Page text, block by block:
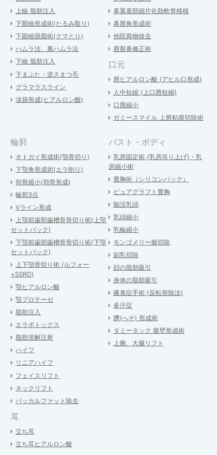
上瞼 脂肪注入
下眼瞼形成術(たるみ取り)
下眼瞼脱脂術(クマとり)
ハムラ法、裏ハムラ法
下瞼 脂肪注入
下まぶた・逆さまつ毛
グラマラスライン
涙袋形成(ヒアルロン酸)
鼻翼基部細片化肋軟骨移植
鼻唇角形成術
他院異物抜去
唇裂鼻修正術
口元
唇ヒアルロン酸 (アヒル口形成)
人中短縮 (上口唇短縮)
口唇縮小
ガミースマイル 上唇粘膜切除術
輪郭
オトガイ形成術(顎骨切り)
下顎角形成術(エラ削り)
頬骨縮小(頬骨形成)
輪郭3点
Vライン形成
上顎前歯部歯槽骨骨切り術(上顎
セットバック)
下顎前歯部歯槽骨骨切り術(下顎
セットバック)
上下顎骨切り術 (ルフォー
+SSRO)
顎ヒアルロン酸
顎プロテーゼ
脂肪注入
エラボトックス
脂肪溶解注射
ハイフ
リニアハイフ
フェイスリフト
ネックリフト
バッカルファット除去
耳
立ち耳
立ち耳ヒアルロン酸
バスト・ボディ
乳房固定術 (乳房吊り上げ)・乳
房縮小術
豊胸術（シリコンバック）
ピュアグラフト豊胸
陥没乳頭
乳頭縮小
乳輪縮小
モンゴメリー腺切除
副乳切除
顔の脂肪吸引
身体の脂肪吸引
腋臭症手術 (反転剪除法)
多汗症
臍(へそ) 形成術
タミータック 腹壁形成術
上腕、大腿リフト